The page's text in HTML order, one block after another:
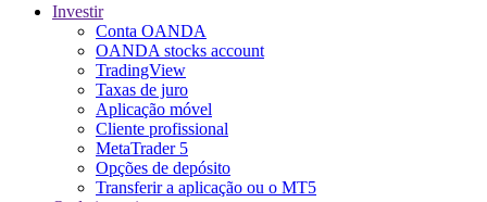
Investir
Conta OANDA
OANDA stocks account
TradingView
Taxas de juro
Aplicação móvel
Cliente profissional
MetaTrader 5
Opções de depósito
Transferir a aplicação ou o MT5